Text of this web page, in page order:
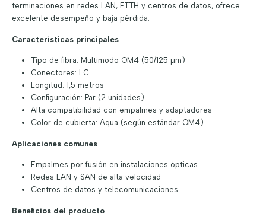
terminaciones en redes LAN, FTTH y centros de datos, ofrece
excelente desempeño y baja pérdida.
Características principales
Tipo de fibra: Multimodo OM4 (50/125 µm)
Conectores: LC
Longitud: 1,5 metros
Configuración: Par (2 unidades)
Alta compatibilidad con empalmes y adaptadores
Color de cubierta: Aqua (según estándar OM4)
Aplicaciones comunes
Empalmes por fusión en instalaciones ópticas
Redes LAN y SAN de alta velocidad
Centros de datos y telecomunicaciones
Beneficios del producto